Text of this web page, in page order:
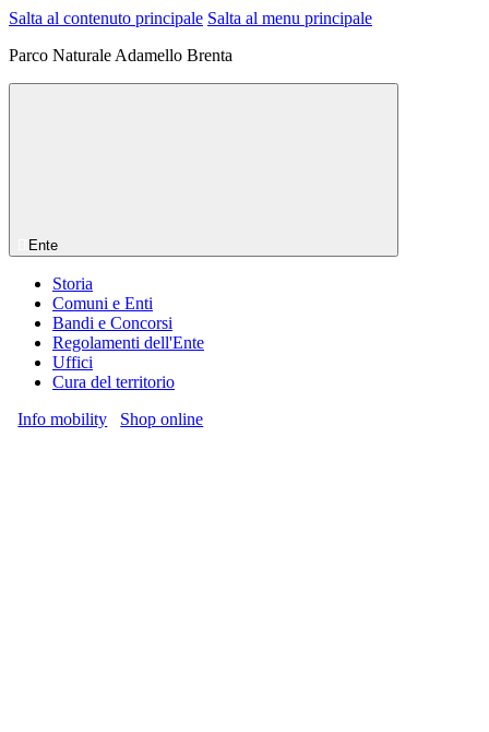
Salta al contenuto principale Salta al menu principale
Parco Naturale Adamello Brenta
Ente
Storia
Comuni e Enti
Bandi e Concorsi
Regolamenti dell'Ente
Uffici
Cura del territorio
Info mobility
Shop online